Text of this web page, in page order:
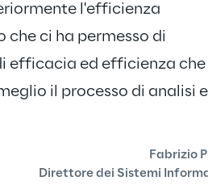
l'efficienza
ci ha permesso di
efficacia ed efficienza che
il processo di analisi e
Fabrizio
Direttore dei Sistemi